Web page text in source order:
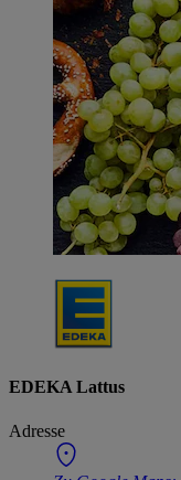
EDEKA Lattus
Adresse